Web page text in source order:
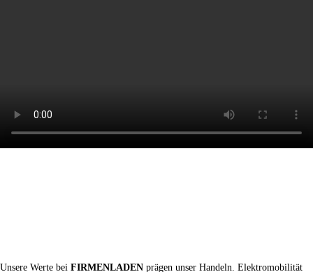
Unsere Werte bei FIRMENLADEN prägen unser Handeln. Elektromobilität